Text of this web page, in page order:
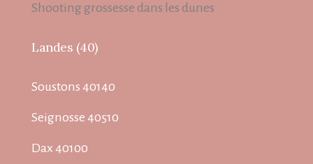
Shooting grossesse dans les dunes
Landes (40)
Soustons 40140
Seignosse 40510
Dax 40100